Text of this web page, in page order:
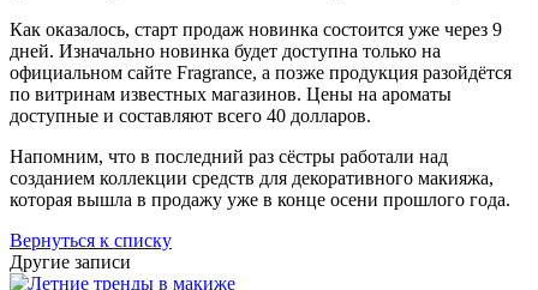
Как оказалось, старт продаж новинка состоится уже через 9
дней. Изначально новинка будет доступна только на
официальном сайте Fragrance, а позже продукция разойдётся
по витринам известных магазинов. Цены на ароматы
доступные и составляют всего 40 долларов.
Напомним, что в последний раз сёстры работали над
созданием коллекции средств для декоративного макияжа,
которая вышла в продажу уже в конце осени прошлого года.
Вернуться к списку
Другие записи